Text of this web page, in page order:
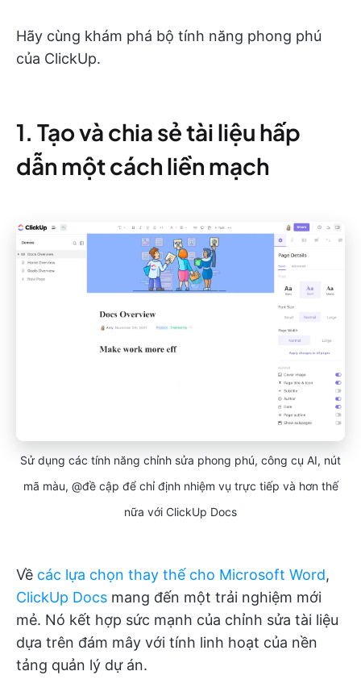
Hãy cùng khám phá bộ tính năng phong phú
của ClickUp.
1. Tạo và chia sẻ tài liệu hấp
dẫn một cách liền mạch
Sử dụng các tính năng chỉnh sửa phong phú, công cụ AI, nút
mã màu, @đề cập để chỉ định nhiệm vụ trực tiếp và hơn thế
nữa với ClickUp Docs
Về các lựa chọn thay thế cho Microsoft Word,
ClickUp Docs mang đến một trải nghiệm mới
mẻ. Nó kết hợp sức mạnh của chỉnh sửa tài liệu
dựa trên đám mây với tính linh hoạt của nền
tảng quản lý dự án.